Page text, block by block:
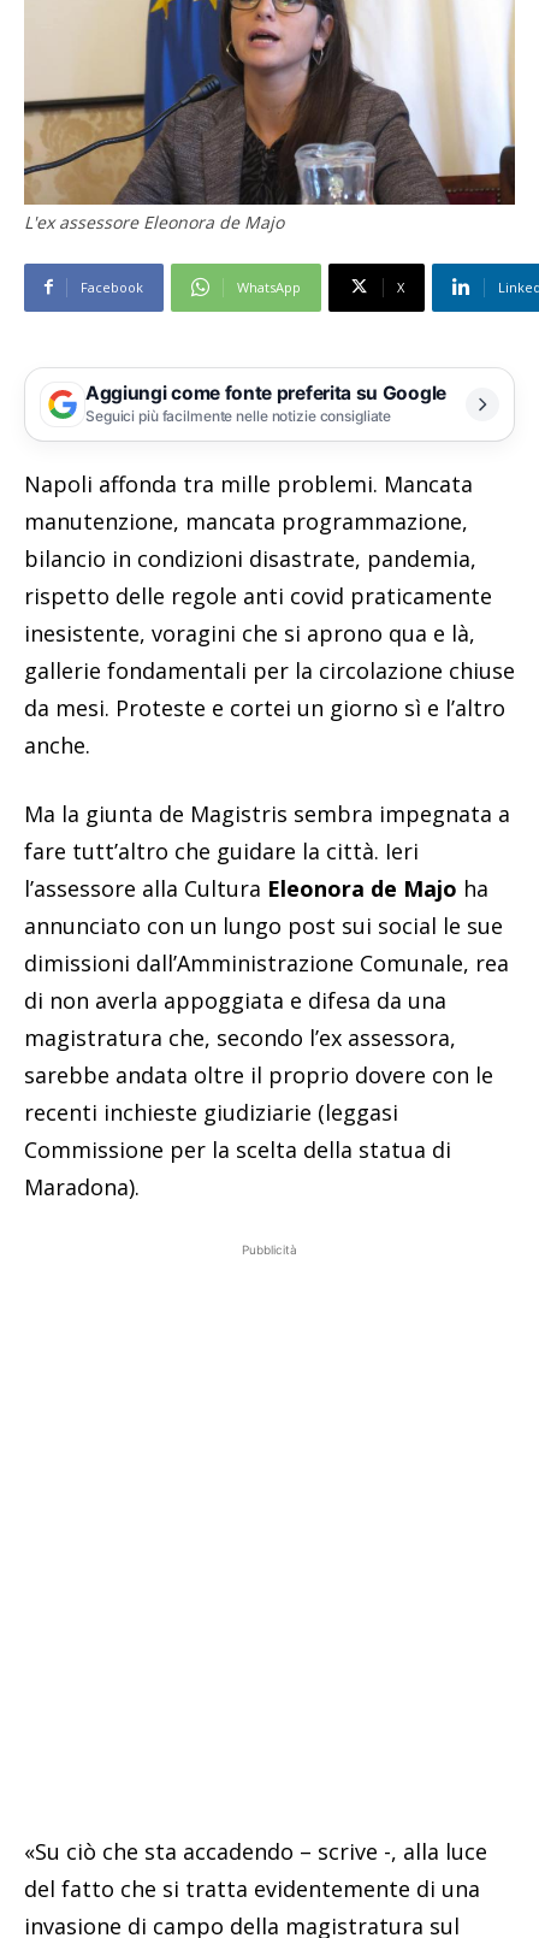
L'ex assessore Eleonora de Majo
Facebook WhatsApp X
Aggiungi come fonte preferita su Google
Seguici più facilmente nelle notizie consigliate
Napoli affonda tra mille problemi. Mancata
manutenzione, mancata programmazione,
bilancio in condizioni disastrate, pandemia,
rispetto delle regole anti covid praticamente
inesistente, voragini che si aprono qua e là,
gallerie fondamentali per la circolazione chiuse
da mesi. Proteste e cortei un giorno sì e l’altro
anche.
Ma la giunta de Magistris sembra impegnata a
fare tutt’altro che guidare la città. Ieri
l’assessore alla Cultura Eleonora de Majo ha
annunciato con un lungo post sui social le sue
dimissioni dall’Amministrazione Comunale, rea
di non averla appoggiata e difesa da una
magistratura che, secondo l’ex assessora,
sarebbe andata oltre il proprio dovere con le
recenti inchieste giudiziarie (leggasi
Commissione per la scelta della statua di
Maradona).
Pubblicità
«Su ciò che sta accadendo – scrive -, alla luce
del fatto che si tratta evidentemente di una
invasione di campo della magistratura sul